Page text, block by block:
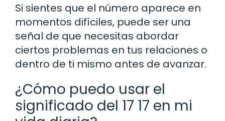
Si sientes que el número aparece en
momentos difíciles, puede ser una
señal de que necesitas abordar
ciertos problemas en tus relaciones o
dentro de ti mismo antes de avanzar.
¿Cómo puedo usar el
significado del 17 17 en mi